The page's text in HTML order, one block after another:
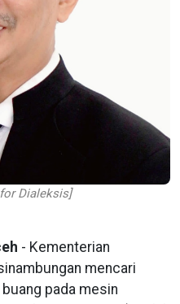
Dialeksis]
- Kementerian
mencari
pada mesin